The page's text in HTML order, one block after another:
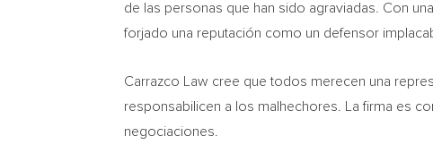
de las personas que han sido agraviadas. Con
forjado una reputación como un defensor
Carrazco Law cree que todos merecen una
responsabilicen a los malhechores. La firma es
negociaciones.